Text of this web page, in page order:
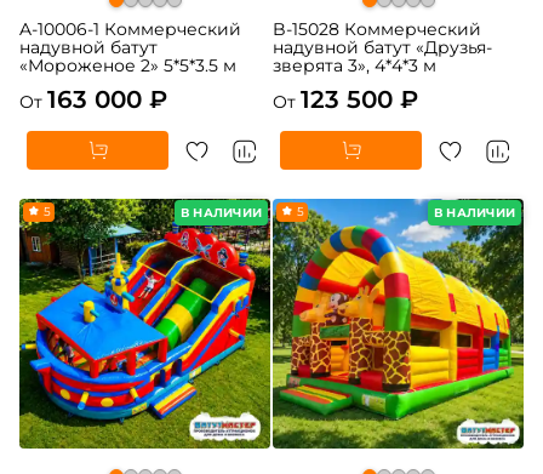
A-10006-1 Коммерческий
надувной батут
«Мороженое 2» 5*5*3.5 м
От 163 000 ₽
B-15028 Коммерческий
надувной батут «Друзья-
зверята 3», 4*4*3 м
От 123 500 ₽
В НАЛИЧИИ
5 В НАЛИЧИИ
5